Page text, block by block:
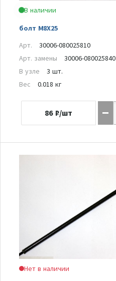
В наличии
болт M8X25
Арт.
30006-080025810
Арт. замены
30006-080025840
В узле
3 шт.
Вес
0.018 кг
86 ₽/шт
Нет в наличии